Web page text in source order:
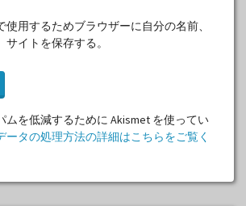
使用するためブラウザーに自分の名前、
イトを保存する。
ムを低減するために Akismet を使ってい
ータの処理方法の詳細はこちらをご覧く